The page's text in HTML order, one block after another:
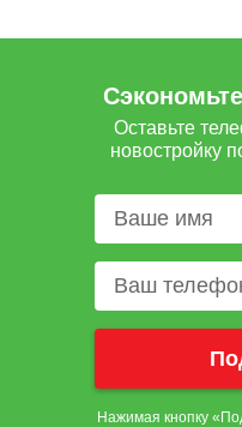
Оставьте
новостройку
Нажимая кнопку